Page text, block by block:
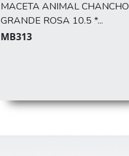
MACETA ANIMAL CHANCHO
GRANDE ROSA 10.5 *...
MB313